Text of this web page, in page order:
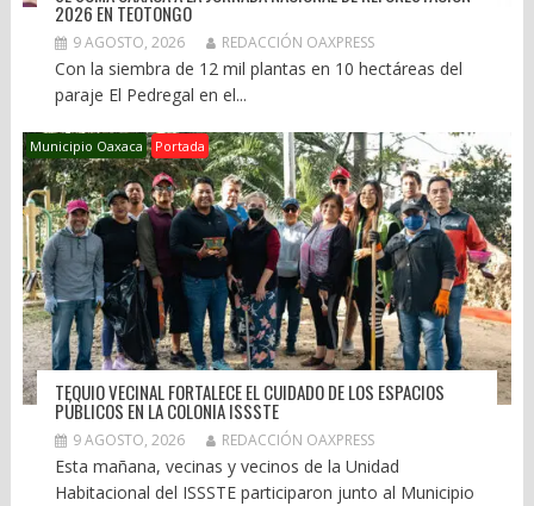
2026 EN TEOTONGO
9 AGOSTO, 2026 REDACCIÓN OAXPRESS
Con la siembra de 12 mil plantas en 10 hectáreas del
paraje El Pedregal en el...
Municipio Oaxaca Portada
TEQUIO VECINAL FORTALECE EL CUIDADO DE LOS ESPACIOS
PÚBLICOS EN LA COLONIA ISSSTE
9 AGOSTO, 2026 REDACCIÓN OAXPRESS
Esta mañana, vecinas y vecinos de la Unidad
Habitacional del ISSSTE participaron junto al Municipio